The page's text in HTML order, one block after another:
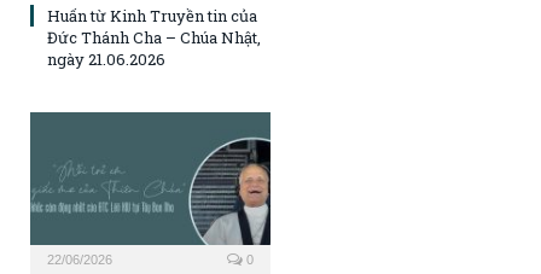
Huấn từ Kinh Truyền tin của
Đức Thánh Cha – Chúa Nhật,
ngày 21.06.2026
22/06/2026 0